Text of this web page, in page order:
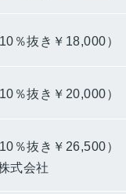
10％抜き￥18,000）
10％抜き￥20,000）
10％抜き￥26,500）
式会社